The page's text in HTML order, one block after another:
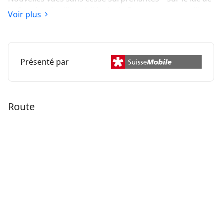
la Gruyère, la ville médiévale de Romont sur sa colline
ou le grandiose panorama alpin.
Voir plus
Présenté par
Route